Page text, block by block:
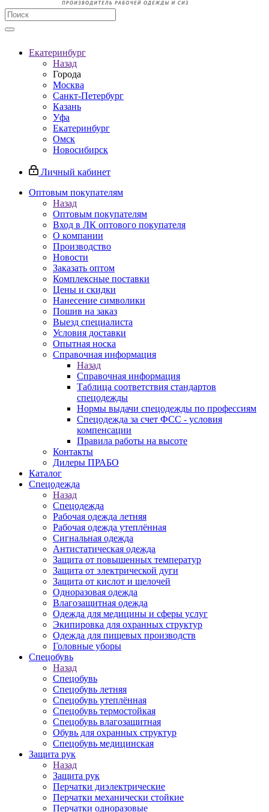
Екатеринбург
Назад
Города
Москва
Санкт-Петербург
Казань
Уфа
Екатеринбург
Омск
Новосибирск
Личный кабинет
Оптовым покупателям
Назад
Оптовым покупателям
Вход в ЛК оптового покупателя
О компании
Производство
Новости
Заказать оптом
Комплексные поставки
Цены и скидки
Нанесение символики
Пошив на заказ
Выезд специалиста
Условия доставки
Опытная носка
Справочная информация
Назад
Справочная информация
Таблица соответствия стандартов
спецодежды
Нормы выдачи спецодежды по профессиям
Спецодежда за счет ФСС - условия
компенсации
Правила работы на высоте
Контакты
Дилеры ПРАБО
Каталог
Спецодежда
Назад
Спецодежда
Рабочая одежда летняя
Рабочая одежда утеплённая
Сигнальная одежда
Антистатическая одежда
Защита от повышенных температур
Защита от электрической дуги
Защита от кислот и щелочей
Одноразовая одежда
Влагозащитная одежда
Одежда для медицины и сферы услуг
Экипировка для охранных структур
Одежда для пищевых производств
Головные уборы
Спецобувь
Назад
Спецобувь
Спецобувь летняя
Спецобувь утеплённая
Спецобувь термостойкая
Спецобувь влагозащитная
Обувь для охранных структур
Спецобувь медицинская
Защита рук
Назад
Защита рук
Перчатки диэлектрические
Перчатки механически стойкие
Перчатки одноразовые